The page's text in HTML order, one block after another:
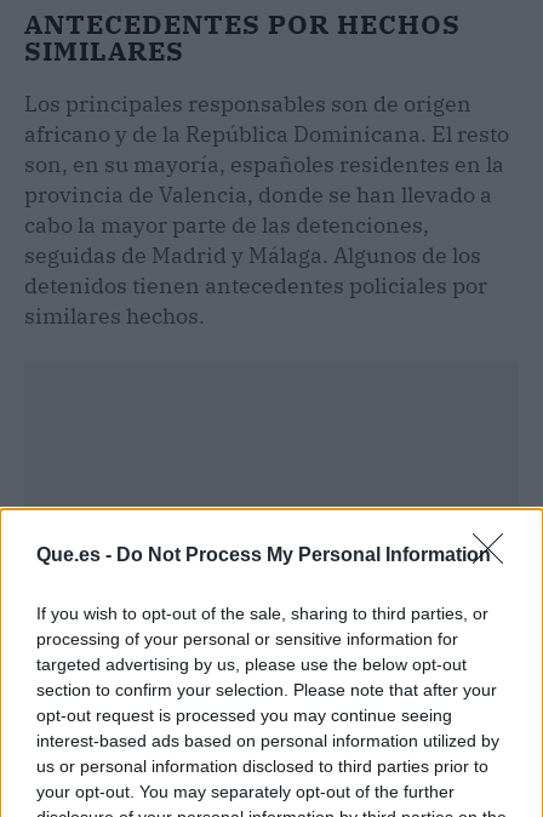
Que.es - Do Not Process My Personal Information
If you wish to opt-out of the sale, sharing to third parties, or
processing of your personal or sensitive information for
targeted advertising by us, please use the below opt-out
section to confirm your selection. Please note that after your
opt-out request is processed you may continue seeing
interest-based ads based on personal information utilized by
us or personal information disclosed to third parties prior to
your opt-out. You may separately opt-out of the further
ANTECEDENTES POR HECHOS
SIMILARES
Los principales responsables son de origen
africano y de la República Dominicana. El resto
son, en su mayoría, españoles residentes en la
provincia de Valencia, donde se han llevado a
cabo la mayor parte de las detenciones,
seguidas de Madrid y Málaga. Algunos de los
detenidos tienen antecedentes policiales por
similares hechos.
Publicidad